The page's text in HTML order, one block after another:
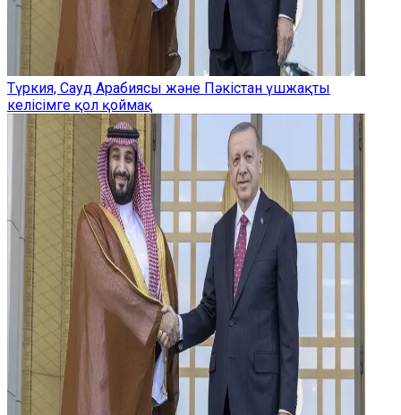
Түркия, Сауд Арабиясы және Пәкістан үшжақты
келісімге қол қоймақ